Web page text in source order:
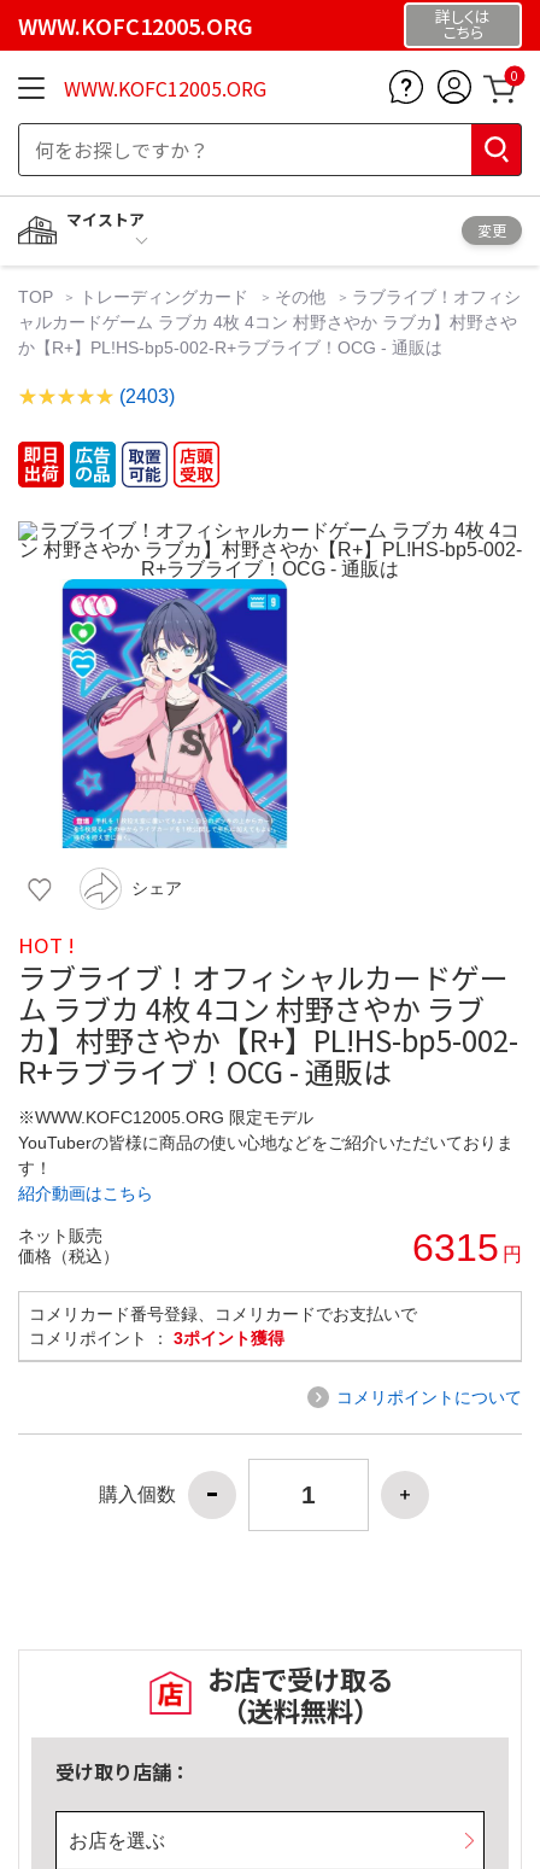
WWW.KOFC12005.ORG 詳しくは
こちら
WWW.KOFC12005.ORG 0
マイストア
変更
TOP トレーディングカード その他
ラブライブ！オフィシ
ャルカードゲーム ラブカ 4枚 4コン 村野さやか ラブカ】村野さや
か【R+】PL!HS-bp5-002-R+ラブライブ！OCG - 通販は
(2403)
シェア
HOT !
ラブライブ！オフィシャルカードゲー
ム ラブカ 4枚 4コン 村野さやか ラブ
カ】村野さやか【R+】PL!HS-bp5-002-
R+ラブライブ！OCG - 通販は
※WWW.KOFC12005.ORG 限定モデル
YouTuberの皆様に商品の使い心地などをご紹介いただいておりま
す！
紹介動画はこちら
ネット販売
価格（税込）
6315 円
コメリカード番号登録、コメリカードでお支払いで
コメリポイント ： 3ポイント獲得
コメリポイントについて
購入個数
お店で受け取る
（送料無料）
受け取り店舗：
お店を選ぶ